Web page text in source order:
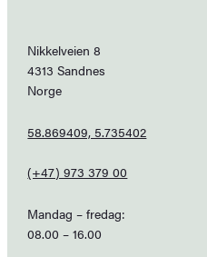
Nikkelveien 8
4313 Sandnes
Norge
58.869409, 5.735402
(+47) 973 379 00
Mandag – fredag:
08.00 – 16.00